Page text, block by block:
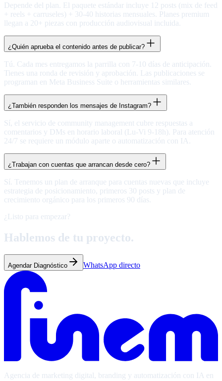
Depende del plan. El paquete estándar incluye 12 posts (mix de feed
+ reels + carruseles) + 30-40 historias mensuales. Planes premium
llegan a 20+ piezas con producción audiovisual incluida.
¿Quién aprueba el contenido antes de publicar?
Tú. Cada mes entregamos la parrilla con 7-10 días de anticipación.
Tienes una ronda de revisión y aprobación. Las publicaciones se
programan en Meta Business Suite o herramientas similares.
¿También responden los mensajes de Instagram?
Sí, el servicio de community management cubre respuestas a
comentarios y DMs en horario laboral (Lu-Vi 9-18h). Para atención
24/7 se requiere un módulo aparte o automatización con IA.
¿Trabajan con cuentas que arrancan desde cero?
Sí. Tenemos un plan de arranque para cuentas nuevas que incluye
estrategia de posicionamiento, primeros 30 posts y plan de
crecimiento orgánico para los primeros 90 días.
¿Listo para empezar?
Hablemos de tu proyecto.
Agendar Diagnóstico WhatsApp directo
Agencia de marketing digital, branding y automatización con IA en